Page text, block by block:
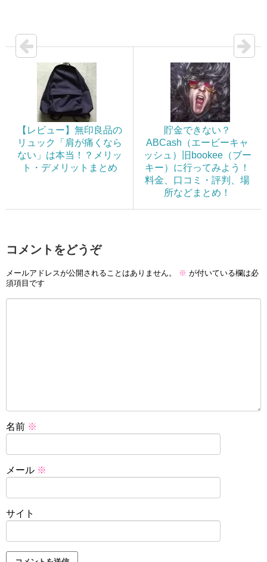
【レビュー】無印良品の
リュック「肩が痛くなら
ない」は本当！？メリッ
ト・デメリットまとめ
貯金できない？
ABCash（エービーキャ
ッシュ）旧bookee（ブー
キー）に行ってみよう！
料金、口コミ・評判、場
所などまとめ！
コメントをどうぞ
メールアドレスが公開されることはありません。 ※ が付いている欄は必
須項目です
名前 ※
メール ※
サイト